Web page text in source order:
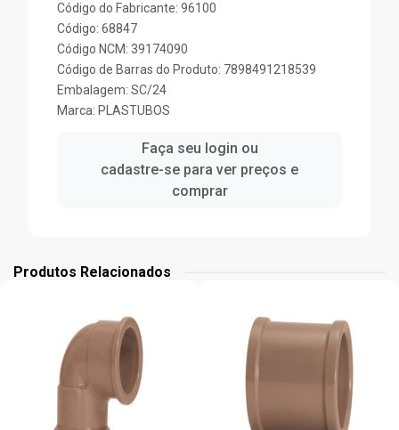
Código do Fabricante: 96100
Código: 68847
Código NCM: 39174090
Código de Barras do Produto: 7898491218539
Embalagem: SC/24
Marca: PLASTUBOS
Faça seu login ou
cadastre-se para ver preços e
comprar
Produtos Relacionados